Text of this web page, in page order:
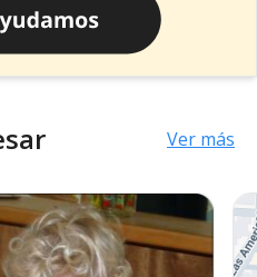
Ver más